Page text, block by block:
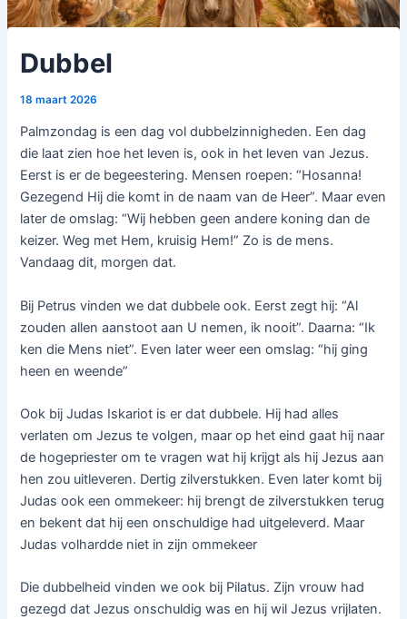
Dubbel
18 maart 2026
Palmzondag is een dag vol dubbelzinnigheden. Een dag
die laat zien hoe het leven is, ook in het leven van Jezus.
Eerst is er de begeestering. Mensen roepen: “Hosanna!
Gezegend Hij die komt in de naam van de Heer”. Maar even
later de omslag: “Wij hebben geen andere koning dan de
keizer. Weg met Hem, kruisig Hem!” Zo is de mens.
Vandaag dit, morgen dat.
Bij Petrus vinden we dat dubbele ook. Eerst zegt hij: “Al
zouden allen aanstoot aan U nemen, ik nooit”. Daarna: “Ik
ken die Mens niet”. Even later weer een omslag: “hij ging
heen en weende”
Ook bij Judas Iskariot is er dat dubbele. Hij had alles
verlaten om Jezus te volgen, maar op het eind gaat hij naar
de hogepriester om te vragen wat hij krijgt als hij Jezus aan
hen zou uitleveren. Dertig zilverstukken. Even later komt bij
Judas ook een ommekeer: hij brengt de zilverstukken terug
en bekent dat hij een onschuldige had uitgeleverd. Maar
Judas volhardde niet in zijn ommekeer
Die dubbelheid vinden we ook bij Pilatus. Zijn vrouw had
gezegd dat Jezus onschuldig was en hij wil Jezus vrijlaten.